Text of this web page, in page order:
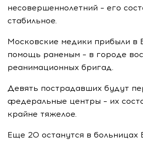
несовершеннолетний – его
стабильное.
Московские медики прибыли в
помощь раненым – в городе
реанимационных бригад.
Девять пострадавших будут
федеральные центры – их
крайне тяжелое.
Еще 20 останутся в больницах